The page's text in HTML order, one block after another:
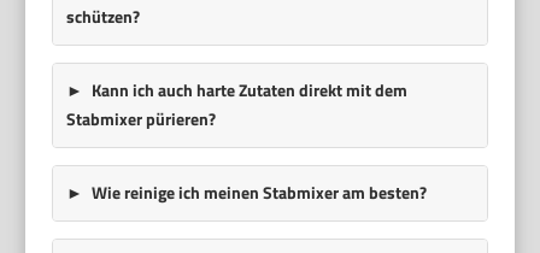
schützen?
Kann ich auch harte Zutaten direkt mit dem
Stabmixer pürieren?
Wie reinige ich meinen Stabmixer am besten?